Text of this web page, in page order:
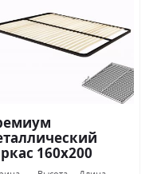
160х200